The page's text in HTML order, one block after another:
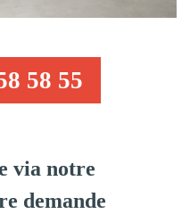
58 55
via notre
demande